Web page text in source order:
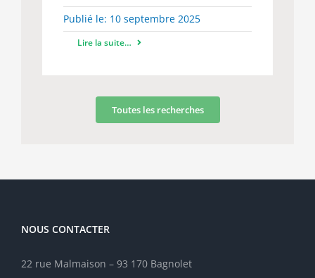
Publié le: 10 septembre 2025
Lire la suite…
Toutes les recherches
NOUS CONTACTER
22 rue Malmaison – 93 170 Bagnolet